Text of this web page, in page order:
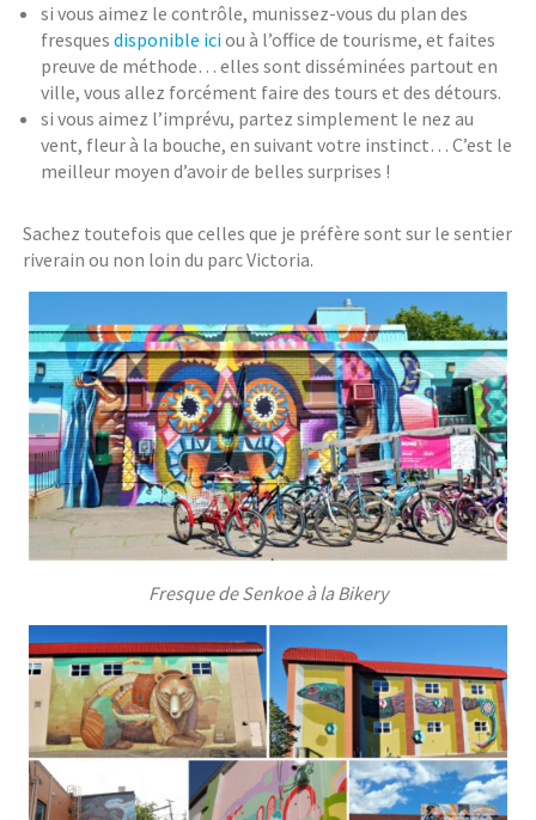
si vous aimez le contrôle, munissez-vous du plan des
fresquesdisponible iciou à l’office de tourisme, et faites
preuve de méthode… elles sont disséminées partout en
ville, vous allez forcément faire des tours et des détours.
si vous aimez l’imprévu, partez simplement le nez au
vent, fleur à la bouche, en suivant votre instinct… C’est le
meilleur moyen d’avoir de belles surprises !
Sachez toutefois que celles que je préfère sont sur le sentier
riverain ou non loin du parc Victoria.
Fresque de Senkoe à la Bikery